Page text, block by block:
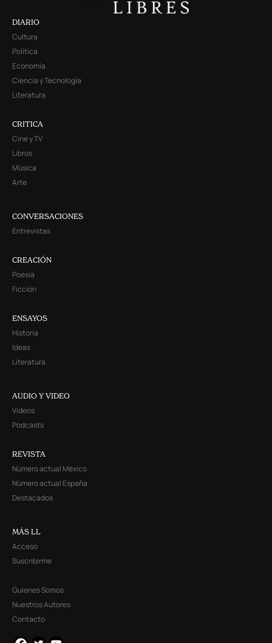
DIARIO
Cultura
Política
Economía
Ciencia y Tecnología
Literatura
CRITICA
Cine y TV
Libros
Música
Arte
CONVERSACIONES
Entrevistas
CREACIÓN
Poesía
Ficción
ENSAYOS
Historia
Ideas
Literatura
AUDIO Y VIDEO
Videos
Podcasts
REVISTA
Número actual México
Número actual España
Destacados
MÁS LL
Acceso
Suscribirme
Quienes Somos
Nuestros Autores
Contacto